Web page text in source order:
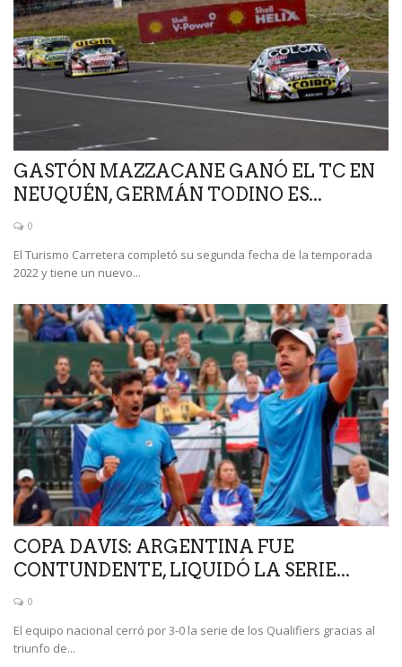
GASTÓN MAZZACANE GANÓ EL TC EN
NEUQUÉN, GERMÁN TODINO ES...
0
El Turismo Carretera completó su segunda fecha de la temporada
2022 y tiene un nuevo...
COPA DAVIS: ARGENTINA FUE
CONTUNDENTE, LIQUIDÓ LA SERIE...
0
El equipo nacional cerró por 3-0 la serie de los Qualifiers gracias al
triunfo de...